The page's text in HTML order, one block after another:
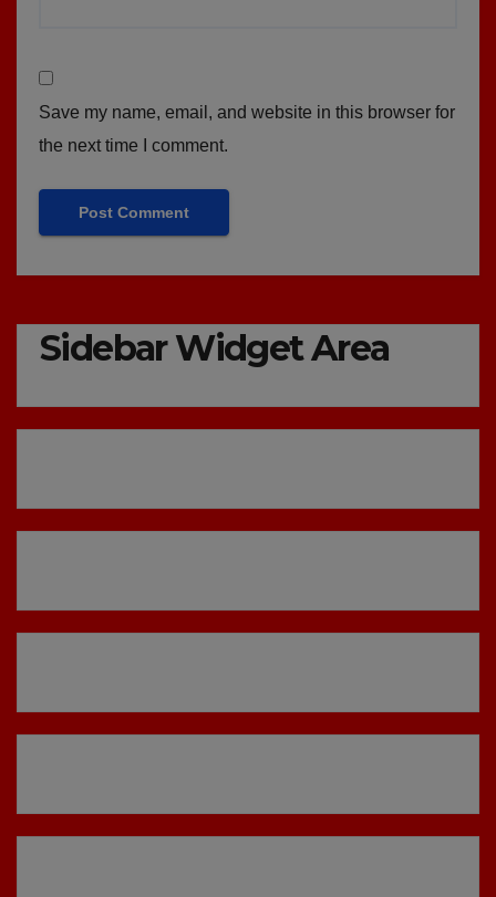
Save my name, email, and website in this browser for
the next time I comment.
Sidebar Widget Area